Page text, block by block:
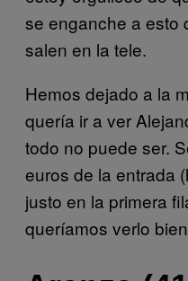
se enganche a esto
salen en la tele.
Hemos dejado a la
quería ir a ver
todo no puede ser.
euros de la entrada
justo en la primera
queríamos verlo